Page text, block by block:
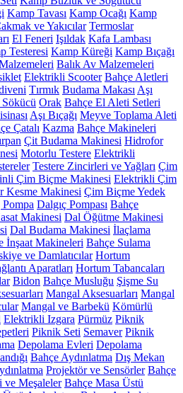
Kamp Tavası Kamp Ocağı Kamp
ve Yakıcılar Termoslar
El Feneri Işıldak Kafa Lambası
Testeresi Kamp Küreği Kamp Bıçağı
Balık Av Malzemeleri
Elektrikli Scooter Bahçe Aletleri
Tırmık Budama Makası Aşı
Orak Bahçe El Aleti Setleri
Aşı Bıçağı Meyve Toplama Aleti
Çatalı Kazma Bahçe Makineleri
Çit Budama Makinesi Hidrofor
Motorlu Testere Elektrikli
Testere Zincirleri ve Yağları Çim
Çim Biçme Makinesi Elektrikli Çim
Kesme Makinesi Çim Biçme Yedek
Dalgıç Pompası Bahçe
Makinesi Dal Öğütme Makinesi
Dal Budama Makinesi İlaçlama
İnşaat Makineleri Bahçe Sulama
ve Damlatıcılar Hortum
Aparatları Hortum Tabancaları
Bidon Bahçe Musluğu Şişme Su
Mangal Aksesuarları Mangal
Mangal ve Barbekü Kömürlü
Elektrikli Izgara Pürmüz Piknik
Piknik Seti Semaver Piknik
Depolama Evleri Depolama
Bahçe Aydınlatma Dış Mekan
Projektör ve Sensörler Bahçe
ve Meşaleler Bahçe Masa Üstü